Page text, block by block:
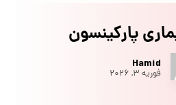
Hamid
فوریه ۳, ۲۰۲۶